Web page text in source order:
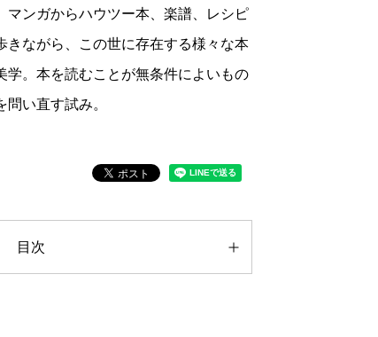
マンガからハウツー本、楽譜、レシピ
きながら、この世に存在する様々な本
学。本を読むことが無条件によいもの
い直す試み。
目次